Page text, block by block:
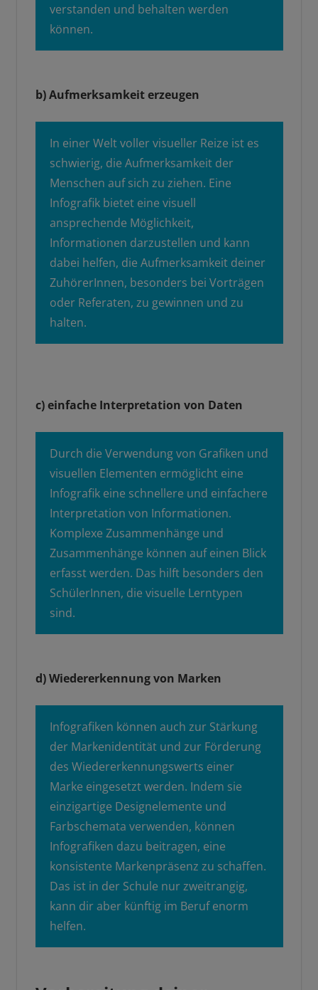
verstanden und behalten werden
können.
b) Aufmerksamkeit erzeugen
In einer Welt voller visueller Reize ist es
schwierig, die Aufmerksamkeit der
Menschen auf sich zu ziehen. Eine
Infografik bietet eine visuell
ansprechende Möglichkeit,
Informationen darzustellen und kann
dabei helfen, die Aufmerksamkeit deiner
ZuhörerInnen, besonders bei Vorträgen
oder Referaten, zu gewinnen und zu
halten.
c) einfache Interpretation von Daten
Durch die Verwendung von Grafiken und
visuellen Elementen ermöglicht eine
Infografik eine schnellere und einfachere
Interpretation von Informationen.
Komplexe Zusammenhänge und
Zusammenhänge können auf einen Blick
erfasst werden. Das hilft besonders den
SchülerInnen, die visuelle Lerntypen
sind.
d) Wiedererkennung von Marken
Infografiken können auch zur Stärkung
der Markenidentität und zur Förderung
des Wiedererkennungswerts einer
Marke eingesetzt werden. Indem sie
einzigartige Designelemente und
Farbschemata verwenden, können
Infografiken dazu beitragen, eine
konsistente Markenpräsenz zu schaffen.
Das ist in der Schule nur zweitrangig,
kann dir aber künftig im Beruf enorm
helfen.